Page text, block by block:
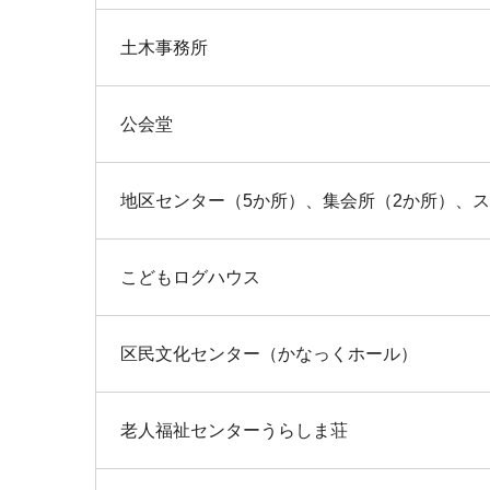
土木事務所
公会堂
地区センター（5か所）、集会所（2か所）、
こどもログハウス
区民文化センター（かなっくホール）
老人福祉センターうらしま荘